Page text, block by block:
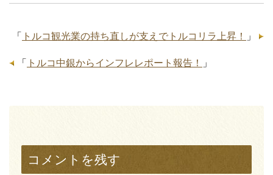
「 トルコ観光業の持ち直しが支えでトルコリラ上昇！ 」
「 トルコ中銀からインフレレポート報告！ 」
コメントを残す